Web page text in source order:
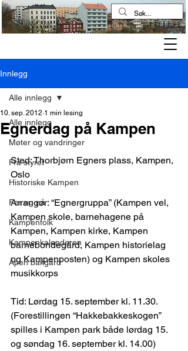
Innlegg
Alle innlegg
Møter og vandringer
Fra styret
Historiske Kampen
Før og nå
Kampenfolk
Kampenkalenderen
Åpen bakgård
Alle innlegg
Egnerdag på Kampen
10. sep. 2012 1 min lesing
Sted: Thorbjørn Egners plass, Kampen,
Oslo
Arrangør: “Egnergruppa” (Kampen vel,
Kampen skole, barnehagene på
Kampen, Kampen kirke, Kampen
barnebondegård, Kampen historielag
og Kampenposten) og Kampen skoles
musikkorps
Tid: Lørdag 15. september kl. 11.30.
(Forestillingen “Hakkebakkeskogen”
spilles i Kampen park både lørdag 15.
og søndag 16. september kl. 14.00)